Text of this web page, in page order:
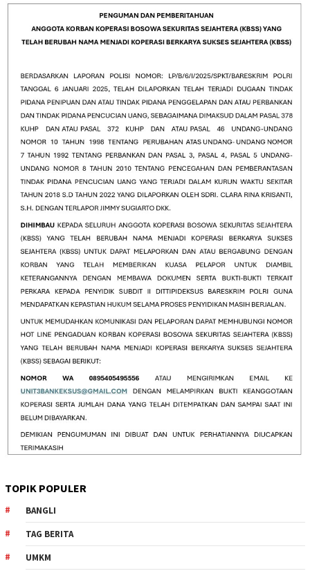
TOPIK POPULER
BANGLI
TAG BERITA
UMKM